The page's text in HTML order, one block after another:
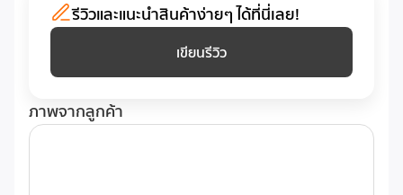
รีวิวและแนะนำสินค้าง่ายๆ ได้ที่นี่เลย!
เขียนรีวิว
ภาพจากลูกค้า